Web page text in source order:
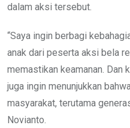
dalam aksi tersebut.
“Saya ingin berbagi
anak dari peserta aksi bela
memastikan keamanan. Dan
juga ingin menunjukkan
masyarakat, terutama
Novianto.